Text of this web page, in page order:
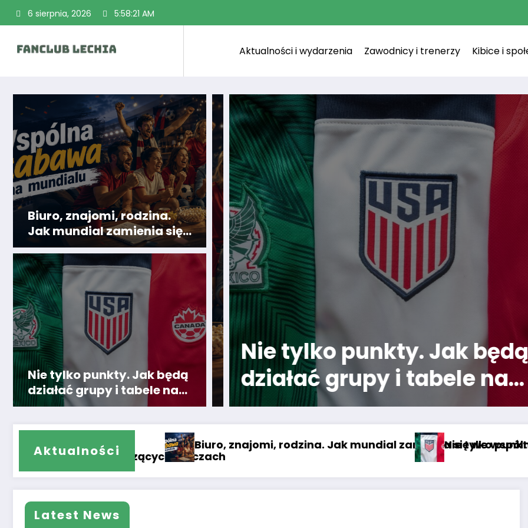
Przejdź6 sierpnia, 2026 5:58:23 AM
Aktualności i wydarzenia Zawodnicy i trenerzy Kibice i
Biuro, znajomi, rodzina.
Jak mundial zamienia się
we wspólną zabawę?
Nie tylko punkty. Jak będą
działać grupy i tabele na
Mundialu 2026?
rodzina. Jak
się we
Nie tylko punkty. Jak będą
działać grupy i tabele na
Mundialu 2026?
Aktualności
Biuro, znajomi, rodzina. Jak mundial zamienia się we wspólną zabawę?
Nie tylko punkty. Jak będą działać grupy i
Latest News